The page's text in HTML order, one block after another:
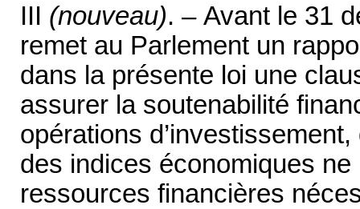
III (nouveau). – Avant le 31
remet au Parlement un
dans la présente loi une
assurer la soutenabilité
opérations
des indices économiques
ressources financières